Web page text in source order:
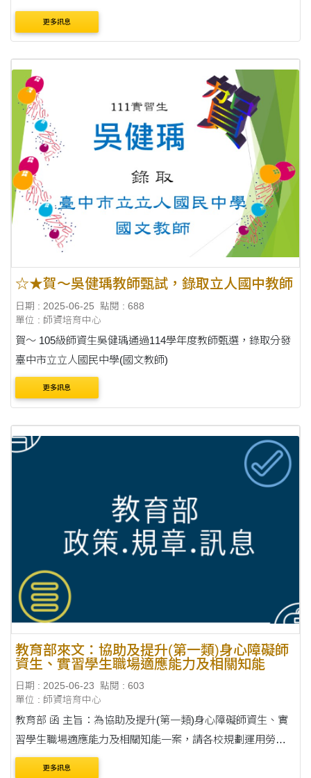
更多訊息
☆★賀～吳健瑀教師甄試，錄取立人國中教師
日期 : 2025-06-25
點閱 : 688
單位 : 師資培育中心
賀～ 105級師資生吳健瑀通過114學年度教師甄選，錄取分發
臺中市立立人國民中學(國文教師)
更多訊息
教育部來文：協助及提升(第一類)身心障礙師
資生、實習學生職場適應能力及相關知能
日期 : 2025-06-23
點閱 : 603
單位 : 師資培育中心
教育部 函 主旨：為協助及提升(第一類)身心障礙師資生、實
習學生職場適應能力及相關知能一案，請各校規劃運用勞動
部「職務再設計DM」及「各地方政府身心障礙重建窗口聯繫
更多訊息